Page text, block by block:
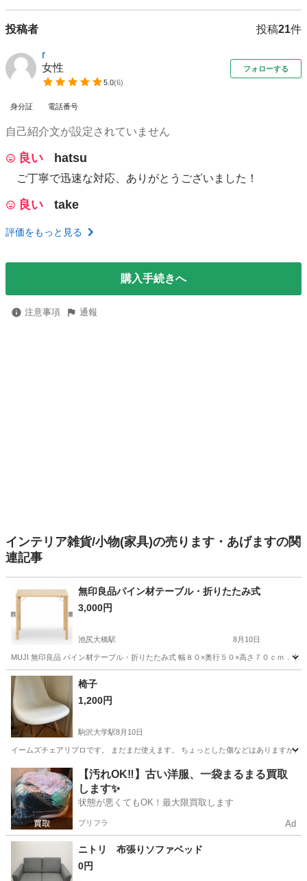
投稿者 投稿21件
r
女性
5.0(6)
フォローする
身分証 電話番号
自己紹介文が設定されていません
良い hatsu
ご丁寧で迅速な対応、ありがとうございました！
良い take
評価をもっと見る
購入手続きへ
注意事項 通報
インテリア雑貨/小物(家具)の売ります・あげますの関
連記事
無印良品パイン材テーブル・折りたたみ式
3,000円
池尻大橋駅 8月10日
MUJI 無印良品 パイン材テーブル・折りたたみ式 幅８０×奥行５０×高さ７０ｃｍ．
東京 世田谷区 池尻大橋駅
椅子
1,200円
駒沢大学駅8月10日
イームズチェアリプロです。 まだまだ使えます。 ちょっとした傷などはありますが、
東京 世田谷区 駒沢大学駅 椅子
【汚れOK‼️】古い洋服、一袋まるまる買取
します✨
状態が悪くてもOK！最大限買取します
プリフラ Ad
ニトリ 布張りソファベッド
0円